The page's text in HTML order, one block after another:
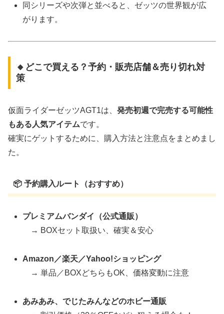
同シリーズや次弾と並べると、ゼッツの世界観が広
がります。
🔸どこで買える？予約・販売店舗＆売り切れ対
策
仮面ライダーゼッツAGT1は、 発売初週で完売する可能性
もある人気アイテムです。
確実にゲットするために、購入方法と注意点をまとめまし
た。
📦 予約購入ルート（おすすめ）
プレミアムバンダイ（公式通販）
→ BOXセット取扱い、確実＆安心
Amazon／楽天／Yahoo!ショッピング
→ 単品／BOXどちらもOK、価格変動に注意
あみあみ、でじたみんなどのホビー通販